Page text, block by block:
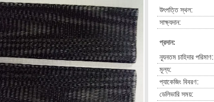
উৎপত্তি স্থল:
সাক্ষ্যদান:
প্রদান:
ন্যূনতম চাহিদার পরিমাণ:
মূল্য:
প্যাকেজিং বিবরণ:
ডেলিভারি সময়: